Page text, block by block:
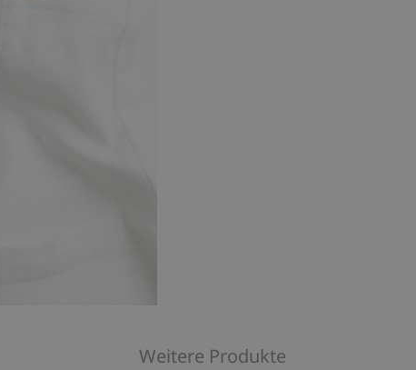
Weitere Produkte